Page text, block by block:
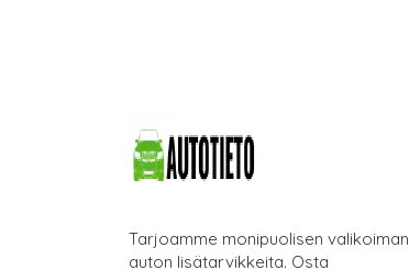
Tarjoamme monipuolisen valikoiman
auton lisätarvikkeita. Osta